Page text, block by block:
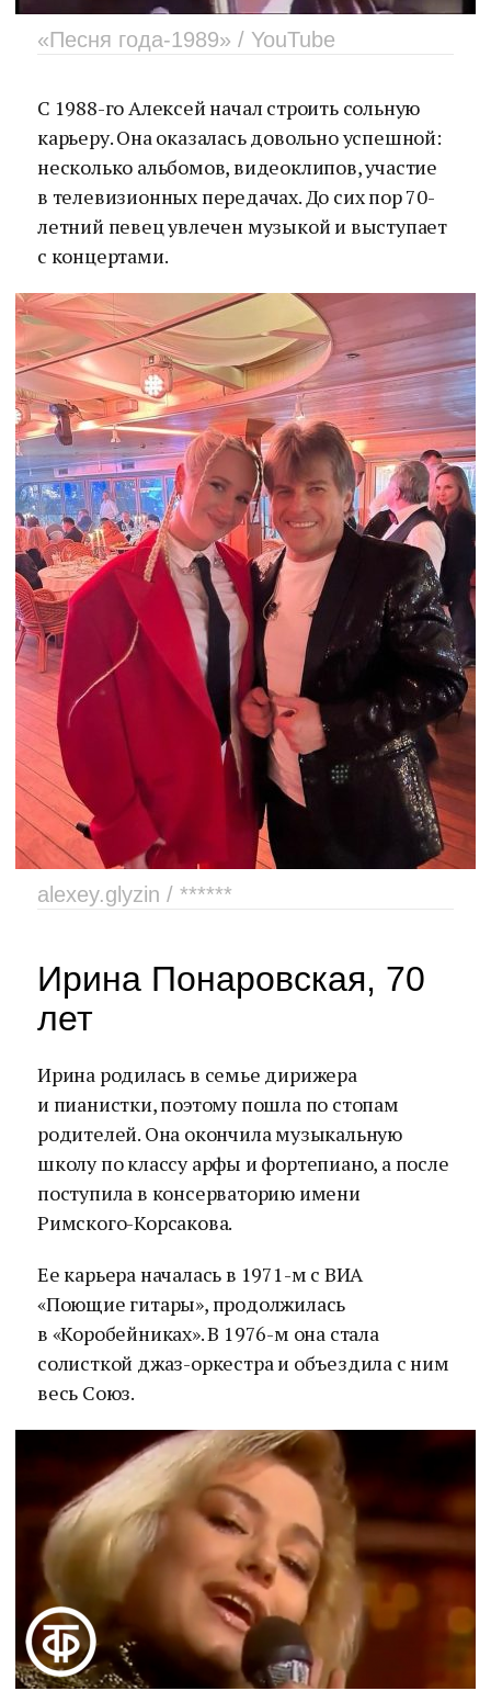
«Песня года-1989» / YouTube
С 1988-го Алексей начал строить сольную
карьеру. Она оказалась довольно успешной:
несколько альбомов, видеоклипов, участие
в телевизионных передачах. До сих пор 70-
летний певец увлечен музыкой и выступает
с концертами.
alexey.glyzin / ******
Ирина Понаровская, 70
лет
Ирина родилась в семье дирижера
и пианистки, поэтому пошла по стопам
родителей. Она окончила музыкальную
школу по классу арфы и фортепиано, а после
поступила в консерваторию имени
Римского-Корсакова.
Ее карьера началась в 1971-м с ВИА
«Поющие гитары», продолжилась
в «Коробейниках». В 1976-м она стала
солисткой джаз-оркестра и объездила с ним
весь Союз.